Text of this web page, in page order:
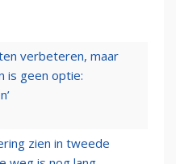
verbeteren, maar
is geen optie:
zien in tweede